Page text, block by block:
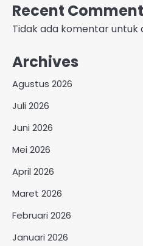
Recent
Tidak ada komentar untuk
Archives
Agustus 2026
Juli 2026
Juni 2026
Mei 2026
April 2026
Maret 2026
Februari 2026
Januari 2026